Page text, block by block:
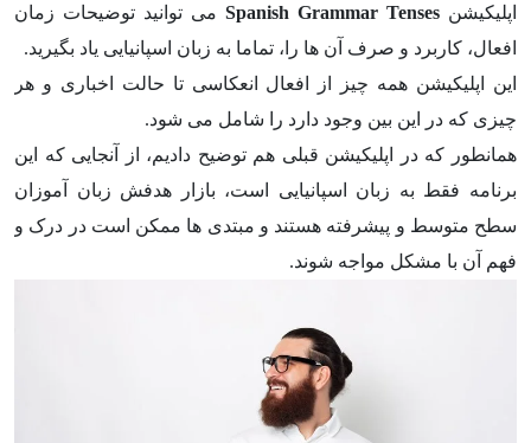
اپلیکیشن Spanish Grammar Tenses می توانید توضیحات زمان
افعال، کاربرد و صرف آن ها را، تماما به زبان اسپانیایی یاد بگیرید.
این اپلیکیشن همه چیز از افعال انعکاسی تا حالت اخباری و هر
چیزی که در این بین وجود دارد را شامل می شود.
همانطور که در اپلیکیشن قبلی هم توضیح دادیم، از آنجایی که این
برنامه فقط به زبان اسپانیایی است، بازار هدفش زبان آموزان
سطح متوسط و پیشرفته هستند و مبتدی ها ممکن است در درک و
فهم آن با مشکل مواجه شوند.